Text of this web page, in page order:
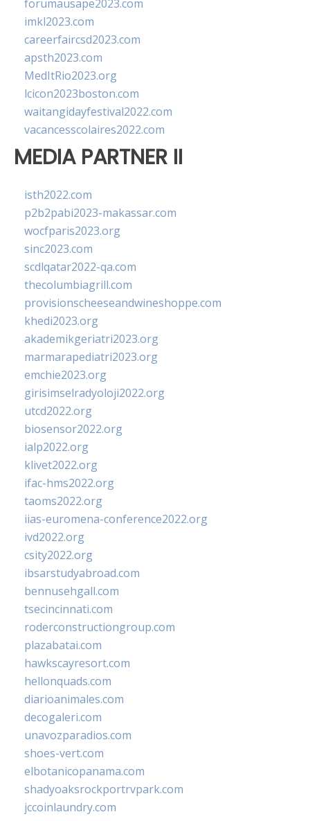
forumausape2023.com
imkl2023.com
careerfaircsd2023.com
apsth2023.com
MedItRio2023.org
lcicon2023boston.com
waitangidayfestival2022.com
vacancesscolaires2022.com
MEDIA PARTNER II
isth2022.com
p2b2pabi2023-makassar.com
wocfparis2023.org
sinc2023.com
scdlqatar2022-qa.com
thecolumbiagrill.com
provisionscheeseandwineshoppe.com
khedi2023.org
akademikgeriatri2023.org
marmarapediatri2023.org
emchie2023.org
girisimselradyoloji2022.org
utcd2022.org
biosensor2022.org
ialp2022.org
klivet2022.org
ifac-hms2022.org
taoms2022.org
iias-euromena-conference2022.org
ivd2022.org
csity2022.org
ibsarstudyabroad.com
bennusehgall.com
tsecincinnati.com
roderconstructiongroup.com
plazabatai.com
hawkscayresort.com
hellonquads.com
diarioanimales.com
decogaleri.com
unavozparadios.com
shoes-vert.com
elbotanicopanama.com
shadyoaksrockportrvpark.com
jccoinlaundry.com